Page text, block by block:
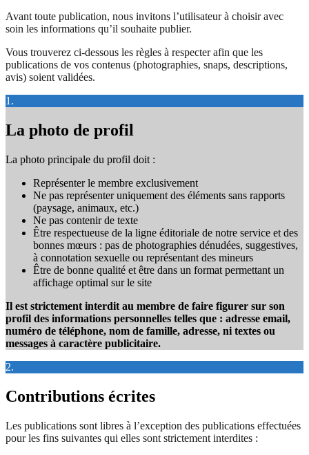
Avant toute publication, nous invitons l’utilisateur à choisir avec
soin les informations qu’il souhaite publier.
Vous trouverez ci-dessous les règles à respecter afin que les
publications de vos contenus (photographies, snaps, descriptions,
avis) soient validées.
1.
La photo de profil
La photo principale du profil doit :
Représenter le membre exclusivement
Ne pas représenter uniquement des éléments sans rapports
(paysage, animaux, etc.)
Ne pas contenir de texte
Être respectueuse de la ligne éditoriale de notre service et des
bonnes mœurs : pas de photographies dénudées, suggestives,
à connotation sexuelle ou représentant des mineurs
Être de bonne qualité et être dans un format permettant un
affichage optimal sur le site
Il est strictement interdit au membre de faire figurer sur son
profil des informations personnelles telles que : adresse email,
numéro de téléphone, nom de famille, adresse, ni textes ou
messages à caractère publicitaire.
2.
Contributions écrites
Les publications sont libres à l’exception des publications effectuées
pour les fins suivantes qui elles sont strictement interdites :